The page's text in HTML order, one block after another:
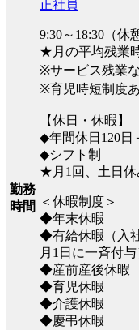
勤務
時間
正社員
9:30～18:30（休
★月の平均残業
※サービス残業
※育児時短制度
【休日・休暇】
◆年間休日120日
◆シフト制
★月1回、土日休
＜休暇制度＞
◆年末休暇
◆有給休暇（入
月1日に一斉付与
◆産前産後休暇
◆育児休暇
◆介護休暇
◆慶弔休暇